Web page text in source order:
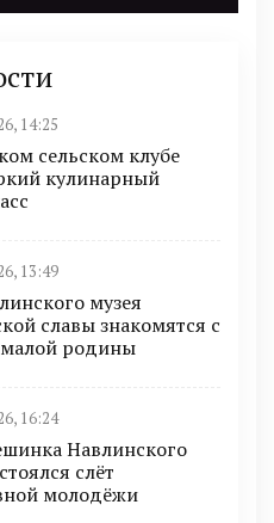
14:25
сельском клубе
кулинарный
13:49
музея
славы знакомятся с
родины
16:24
Навлинского
слёт
молодёжи